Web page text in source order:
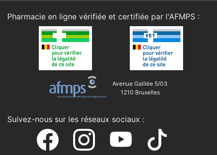
Pharmacie en ligne vérifiée et certifiée par l'AFMPS :
Avenue Galilée 5/03
1210 Bruxelles
Suivez-nous sur les réseaux sociaux :